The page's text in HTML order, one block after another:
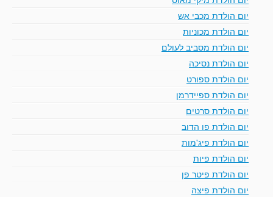
יום הולדת מכבי אש
יום הולדת מכוניות
יום הולדת מסביב לעולם
יום הולדת נסיכה
יום הולדת ספורט
יום הולדת ספיידרמן
יום הולדת סרטים
יום הולדת פו הדוב
יום הולדת פיג'מות
יום הולדת פיות
יום הולדת פיטר פן
יום הולדת פיצה